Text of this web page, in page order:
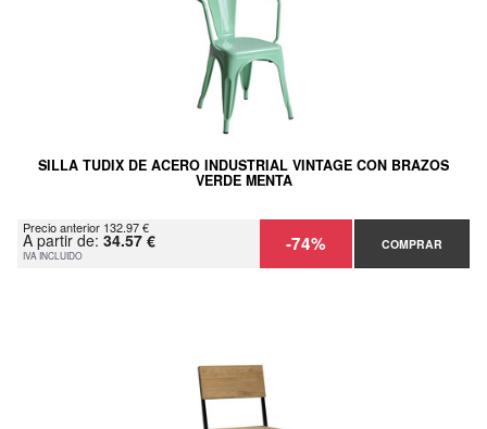
SILLA TUDIX DE ACERO INDUSTRIAL VINTAGE CON BRAZOS
VERDE MENTA
Precio anterior 132.97 €
A partir de: 34.57 €
IVA INCLUIDO -74% COMPRAR